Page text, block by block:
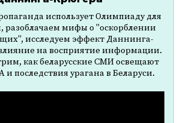
использует Олимпиаду для
разоблачаем мифы о "оскорблении
исследуем эффект Даннинга-
на восприятие информации.
как беларусские СМИ освещают
последствия урагана в Беларуси.